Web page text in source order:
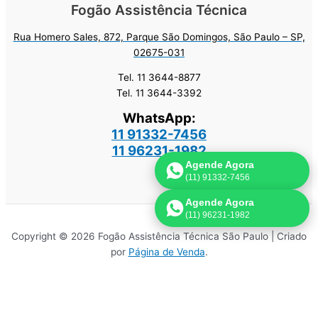
Fogão Assistência Técnica
Rua Homero Sales, 872, Parque São Domingos, São Paulo – SP,
02675-031
Tel. 11 3644-8877
Tel. 11 3644-3392
WhatsApp:
11 91332-7456
11 96231-1982
Copyright © 2026 Fogão Assistência Técnica São Paulo | Criado
por Página de Venda.
Agende Agora
(11) 91332-7456
Agende Agora
(11) 96231-1982